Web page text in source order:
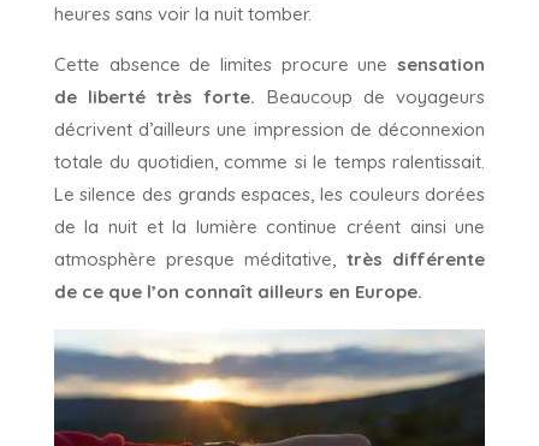
heures sans voir la nuit tomber.
Cette absence de limites procure une sensation
de liberté très forte. Beaucoup de voyageurs
décrivent d’ailleurs une impression de déconnexion
totale du quotidien, comme si le temps ralentissait.
Le silence des grands espaces, les couleurs dorées
de la nuit et la lumière continue créent ainsi une
atmosphère presque méditative, très différente
de ce que l’on connaît ailleurs en Europe.